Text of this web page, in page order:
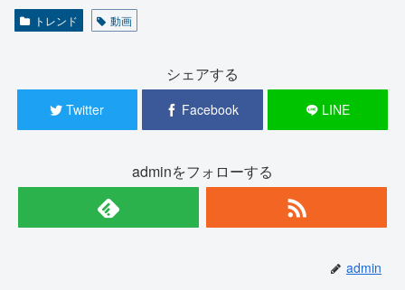
トレンド 動画
シェアする
Twitter Facebook LINE
adminをフォローする
admin